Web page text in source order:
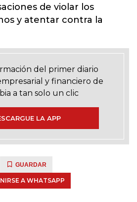
de violar los
y atentar contra la
del primer diario
y financiero de
a tan solo un clic
LA APP
GUARDAR
A WHATSAPP